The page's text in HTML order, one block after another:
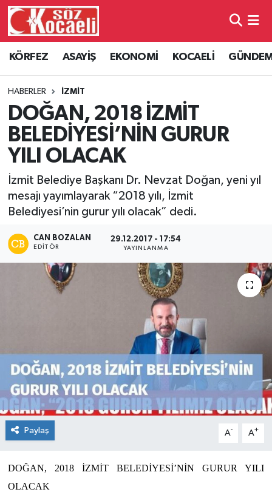
KÖRFEZ ASAYİŞ EKONOMİ KOCAELİ
HABERLER İZMİT
DOĞAN, 2018 İZMİT
BELEDİYESİ’NİN GURUR
YILI OLACAK
İzmit Belediye Başkanı Dr. Nevzat Doğan, yeni yıl
mesajı yayımlayarak “2018 yılı, İzmit
Belediyesi’nin gurur yılı olacak” dedi.
CAN BOZALAN
EDITÖR
29.12.2017 - 17:54
YAYINLANMA
Paylaş A- A+
DOĞAN, 2018 İZMİT BELEDİYESİ’NİN GURUR YILI
OLACAK
Kocaeli Hava Durumu
Kocaeli Namaz Vakitleri
Kocaeli Trafik Yoğunluk Haritası
Tüm Manşetler
Haber Arşivi